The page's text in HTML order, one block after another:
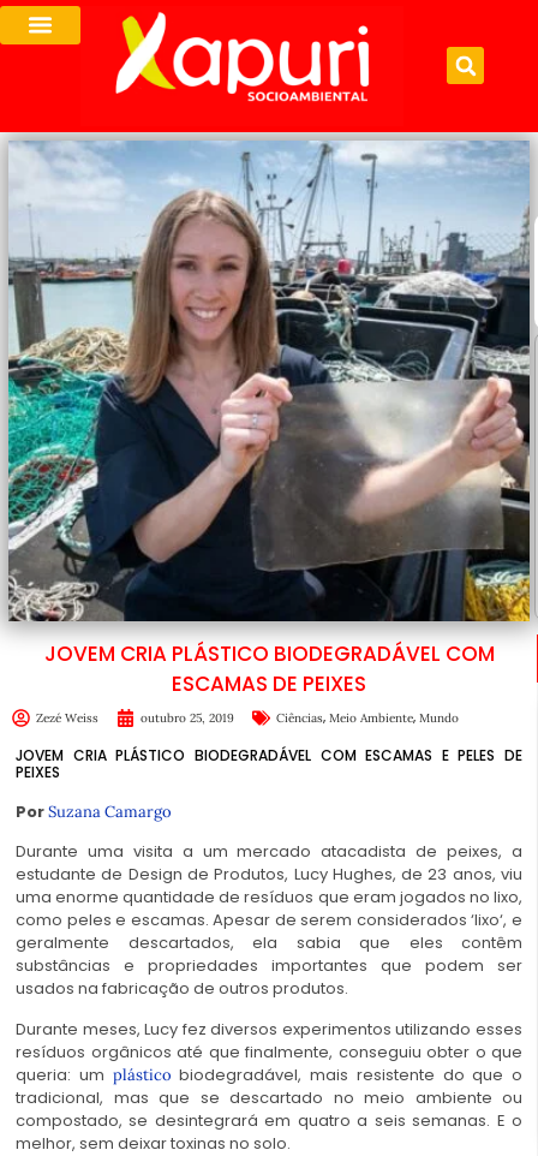
JOVEM CRIA PLÁSTICO BIODEGRADÁVEL COM
ESCAMAS DE PEIXES
Zezé Weiss outubro 25, 2019 Ciências, Meio Ambiente, Mundo
JOVEM CRIA PLÁSTICO BIODEGRADÁVEL COM ESCAMAS E PELES DE
PEIXES
PorSuzana Camargo
Durante uma visita a um mercado atacadista de peixes, a
estudante de Design de Produtos, Lucy Hughes, de 23 anos, viu
uma enorme quantidade de resíduos que eram jogados no lixo,
como peles e escamas. Apesar de serem considerados ‘lixo‘, e
geralmente descartados, ela sabia que eles contêm
substâncias e propriedades importantes que podem ser
usados na fabricação de outros produtos.
Durante meses, Lucy fez diversos experimentos utilizando esses
resíduos orgânicos até que finalmente, conseguiu obter o que
queria: um plástico biodegradável, mais resistente do que o
tradicional, mas que se descartado no meio ambiente ou
compostado, se desintegrará em quatro a seis semanas. E o
melhor, sem deixar toxinas no solo.